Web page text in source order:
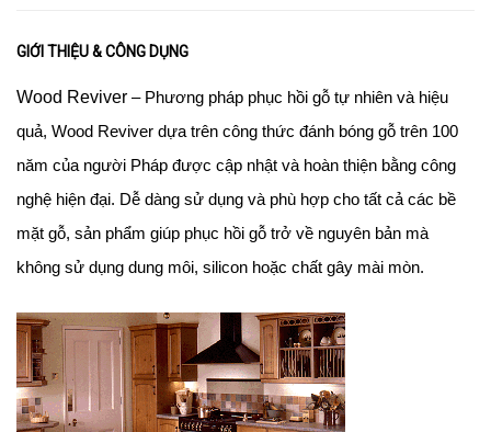
GIỚI THIỆU & CÔNG DỤNG
Wood Reviver – Phương pháp phục hồi gỗ tự nhiên và hiệu
quả, Wood Reviver dựa trên công thức đánh bóng gỗ trên 100
năm của người Pháp được cập nhật và hoàn thiện bằng công
nghệ hiện đại. Dễ dàng sử dụng và phù hợp cho tất cả các bề
mặt gỗ, sản phẩm giúp phục hồi gỗ trở về nguyên bản mà
không sử dụng dung môi, silicon hoặc chất gây mài mòn.